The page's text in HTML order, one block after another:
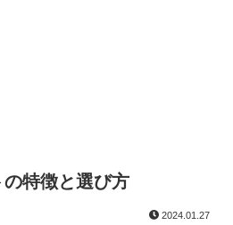
特徴と選び方
2024.01.27